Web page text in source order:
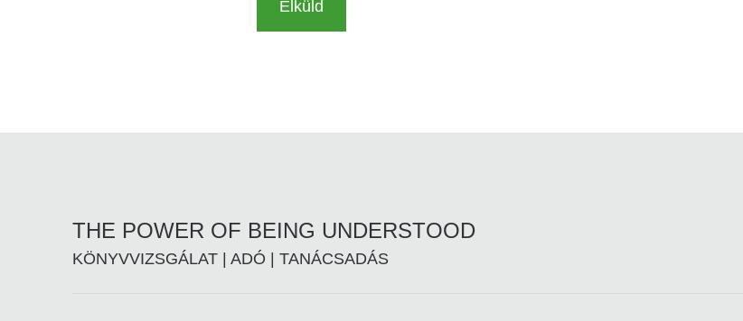
THE POWER OF BEING UNDERSTOOD
KÖNYVVIZSGÁLAT | ADÓ | TANÁCSADÁS